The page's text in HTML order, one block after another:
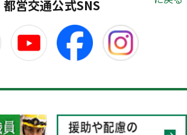
都営交通公式SNS